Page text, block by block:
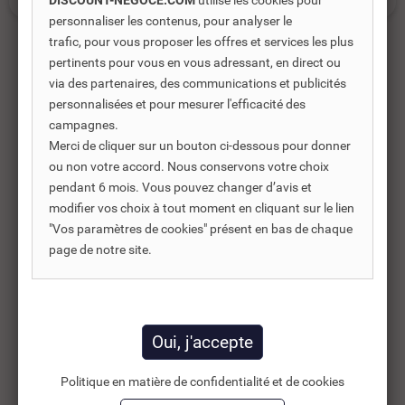
Produits complémentaires
Les produits complémentaires sont généralement des
produits connexes ou associés. Ils vous permettent soit
d’améliorer l’utilisation soit répondre à des besoins
supplémentaires.
personnaliser les contenus, pour analyser le
trafic, pour vous proposer les offres et services les plus
pertinents pour vous en vous adressant, en direct ou
via des partenaires, des communications et publicités
personnalisées et pour mesurer l'efficacité des
campagnes.
Merci de cliquer sur un bouton ci-dessous pour donner
ou non votre accord. Nous conservons votre choix
pendant 6 mois. Vous pouvez changer d’avis et
modifier vos choix à tout moment en cliquant sur le lien
"Vos paramètres de cookies" présent en bas de chaque
page de notre site.
Politique en matière de confidentialité et de cookies